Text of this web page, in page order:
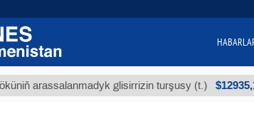
glisirrizin turşusy (t.) $12935,18